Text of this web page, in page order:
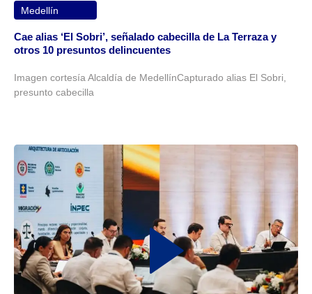
Medellín
Cae alias ‘El Sobri’, señalado cabecilla de La Terraza y
otros 10 presuntos delincuentes
Imagen cortesía Alcaldía de MedellínCapturado alias El Sobri,
presunto cabecilla